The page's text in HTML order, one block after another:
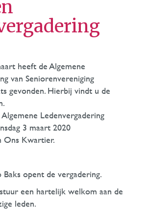
heeft de Algemene
van Seniorenvereniging
gevonden. Hierbij vindt u de
Ledenvergadering
3 maart 2020
Ons Kwartier.
opent de vergadering.
een hartelijk welkom aan de
leden.